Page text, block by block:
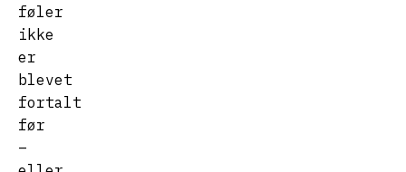
føler
ikke
er
blevet
fortalt
før
–